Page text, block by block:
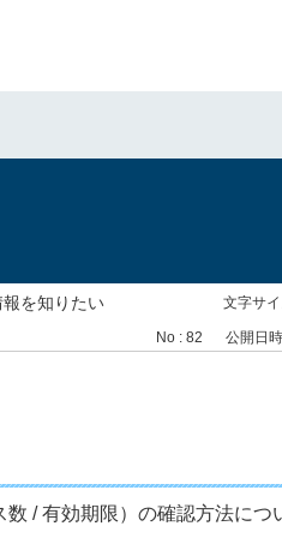
文字サ
を知りたい
No : 82 公開日
/ 有効期限）の確認方法につ